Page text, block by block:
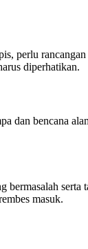
perlu
diperhatikan.
dan bencana
masuk.